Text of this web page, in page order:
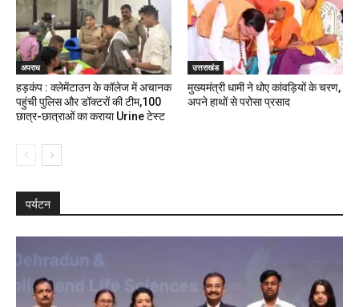
अपराध
हड़कंप : क्लेमेंटाउन के कॉलेज में अचानक
पहुंची पुलिस और डॉक्टरों की टीम,100
छात्र-छात्राओं का कराया Urine टेस्ट
उत्तराखंड
मुख्यमंत्री धामी ने धोए कांवड़ियों के चरण,
अपने हाथों से परोसा प्रसाद
पर्यटन